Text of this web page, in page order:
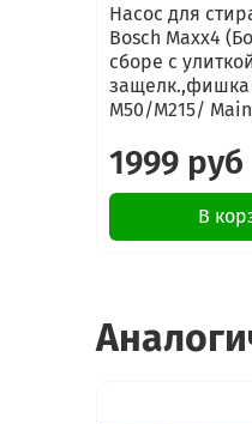
Насос для
Bosch Maxx4
сборе с
защелк.,фишка
M50/M215/
1999 руб
В